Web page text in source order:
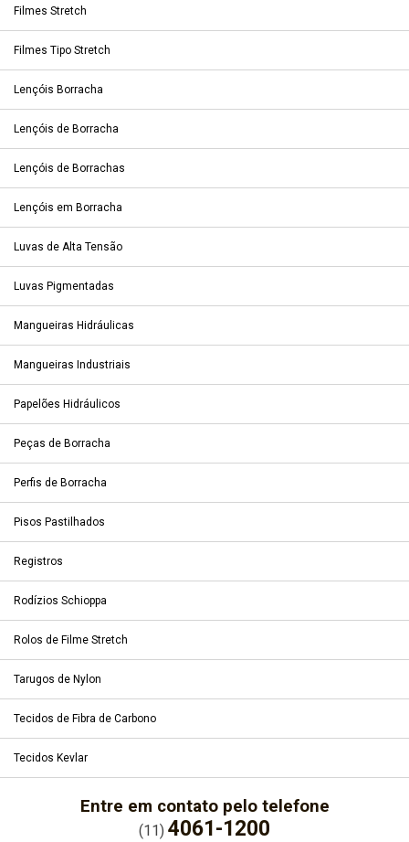
Filmes Stretch
Filmes Tipo Stretch
Lençóis Borracha
Lençóis de Borracha
Lençóis de Borrachas
Lençóis em Borracha
Luvas de Alta Tensão
Luvas Pigmentadas
Mangueiras Hidráulicas
Mangueiras Industriais
Papelões Hidráulicos
Peças de Borracha
Perfis de Borracha
Pisos Pastilhados
Registros
Rodízios Schioppa
Rolos de Filme Stretch
Tarugos de Nylon
Tecidos de Fibra de Carbono
Tecidos Kevlar
Entre em contato pelo telefone
(11) 4061-1200